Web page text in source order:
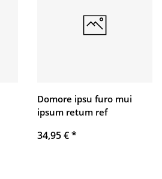
Domore ipsu furo mui
ipsum retum ref
34,95 €*